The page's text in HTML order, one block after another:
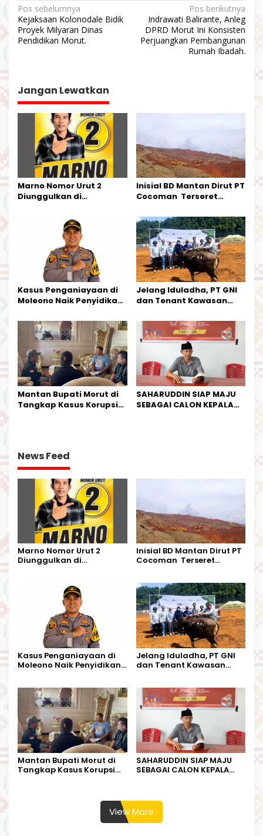
N
a
v
a
s
s
Pos sebelumnya
Kejaksaan Kolonodale Bidik
Proyek Milyaran Dinas
Pendidikan Morut.
Pos berikutnya
Indrawati Balirante, Anleg
DPRD Morut Ini Konsisten
Perjuangkan Pembangunan
Rumah Ibadah.
Jangan Lewatkan
Marno Nomor Urut 2
Diunggulkan di
Kesederhanaannya Jadi
Harapan Warga
Inisial BD Mantan Dirut PT
Cocoman Terseret
Tata Kelola Tambang
Kalimantan Barat
Kasus Penganiayaan di
Moleono Naik Penyidikan,
Kesempatan Terakhir
Jelang Iduladha, PT GNI
dan Tenant Kawasan
Kurban
Mantan Bupati Morut di
Tangkap Kasus Korupsi
SAHARUDDIN SIAP MAJU
SEBAGAI CALON KEPALA
News Feed
Marno Nomor Urut 2
Diunggulkan di
Harapan Warga
Inisial BD Mantan Dirut PT
Cocoman Terseret
Kalimantan Barat
Kasus Penganiayaan di
Moleono Naik Penyidikan,
Jelang Iduladha, PT GNI
dan Tenant Kawasan
Mantan Bupati Morut di
Tangkap Kasus Korupsi
SAHARUDDIN SIAP MAJU
SEBAGAI CALON KEPALA
View More